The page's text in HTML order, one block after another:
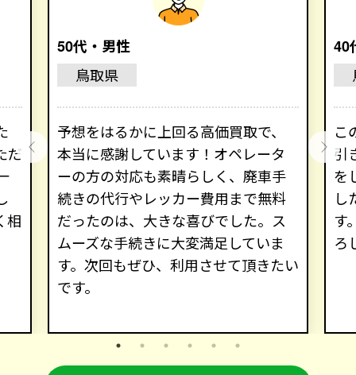
だ
相
50代・男性
鳥取県
予想をはるかに上回る高価買取で、
本当に感謝しています！オペレータ
ーの方の対応も素晴らしく、廃車手
続きの代行やレッカー費用まで無料
だったのは、大きな喜びでした。ス
ムーズな手続きに大変満足していま
す。次回もぜひ、利用させて頂きたい
です。
40
こ
引
を
し
す
ろ